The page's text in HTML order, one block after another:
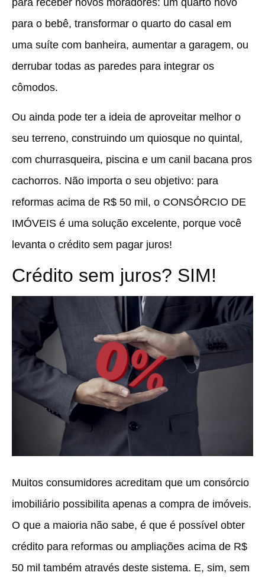
para o bebê, transformar o quarto do casal em
uma suíte com banheira, aumentar a garagem, ou
derrubar todas as paredes para integrar os
cômodos.
Ou ainda pode ter a ideia de aproveitar melhor o
seu terreno, construindo um quiosque no quintal,
com churrasqueira, piscina e um canil bacana pros
cachorros. Não importa o seu objetivo: para
reformas acima de R$ 50 mil, o CONSÓRCIO DE
IMÓVEIS é uma solução excelente, porque você
levanta o crédito sem pagar juros!
Crédito sem juros? SIM!
Muitos consumidores acreditam que um consórcio
imobiliário possibilita apenas a compra de imóveis.
O que a maioria não sabe, é que é possível obter
crédito para reformas ou ampliações acima de R$
50 mil também através deste sistema. E, sim, sem